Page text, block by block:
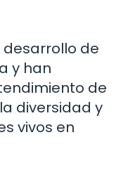
de
y han
de
diversidad y
vivos en